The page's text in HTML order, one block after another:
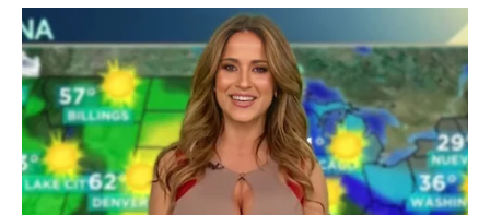
dalje sa svojom prepoznatljivom hrabrošću.
Osećaš:
jaču povezanost sa sobom
jasniju sliku budućnosti